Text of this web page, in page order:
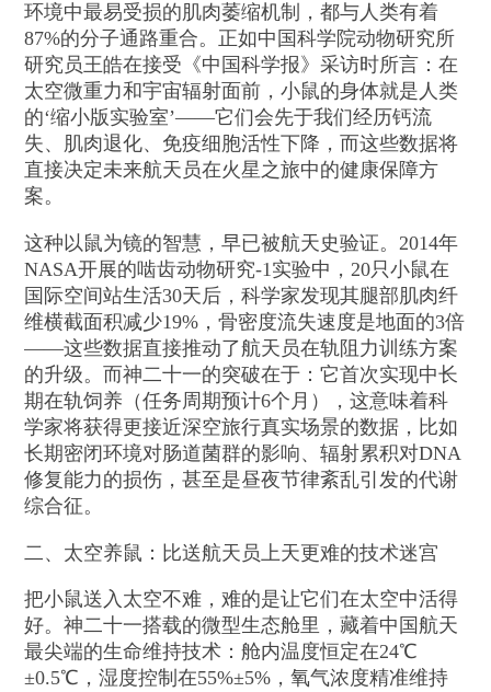
环境中最易受损的肌肉萎缩机制，都与人类有着
87%的分子通路重合。正如中国科学院动物研究所
研究员王皓在接受《中国科学报》采访时所言：在
太空微重力和宇宙辐射面前，小鼠的身体就是人类
的‘缩小版实验室’——它们会先于我们经历钙流
失、肌肉退化、免疫细胞活性下降，而这些数据将
直接决定未来航天员在火星之旅中的健康保障方
案。
这种以鼠为镜的智慧，早已被航天史验证。2014年
NASA开展的啮齿动物研究-1实验中，20只小鼠在
国际空间站生活30天后，科学家发现其腿部肌肉纤
维横截面积减少19%，骨密度流失速度是地面的3倍
——这些数据直接推动了航天员在轨阻力训练方案
的升级。而神二十一的突破在于：它首次实现中长
期在轨饲养（任务周期预计6个月），这意味着科
学家将获得更接近深空旅行真实场景的数据，比如
长期密闭环境对肠道菌群的影响、辐射累积对DNA
修复能力的损伤，甚至是昼夜节律紊乱引发的代谢
综合征。
二、太空养鼠：比送航天员上天更难的技术迷宫
把小鼠送入太空不难，难的是让它们在太空中活得
好。神二十一搭载的微型生态舱里，藏着中国航天
最尖端的生命维持技术：舱内温度恒定在24℃
±0.5℃，湿度控制在55%±5%，氧气浓度精准维持